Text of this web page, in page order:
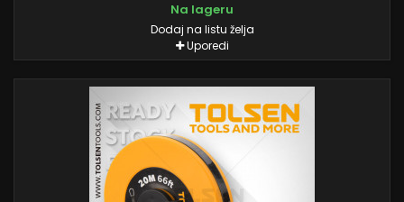
Na lageru
Dodaj na listu želja
Uporedi